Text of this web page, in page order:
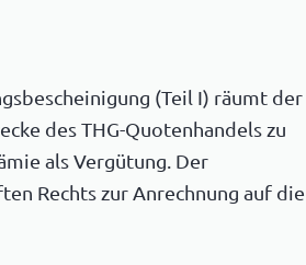
(Teil I) räumt der
des THG-Quotenhandels zu
als Vergütung. Der
Rechts zur Anrechnung auf die